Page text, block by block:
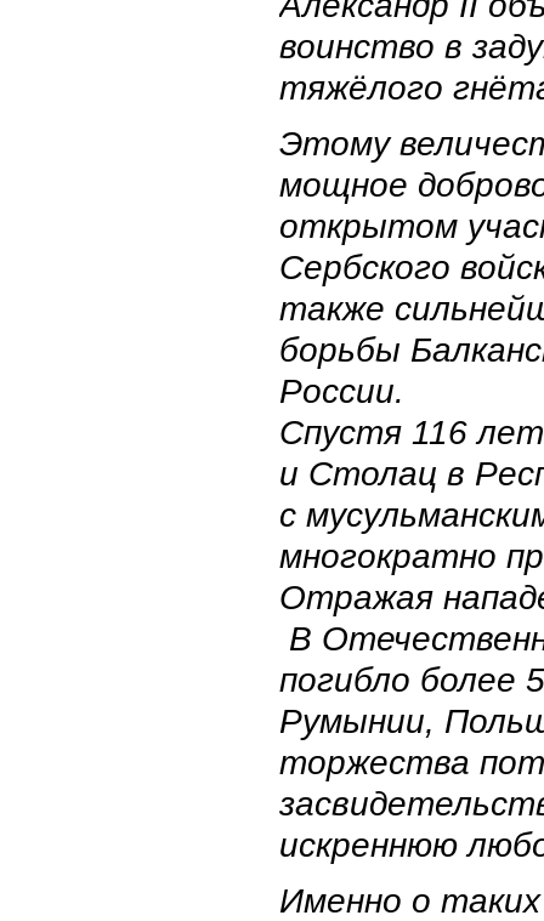
воинство в
тяжёлого
Этому
мощное
открытом
Сербского
также
борьбы
России.
Спустя 116
и Столац в
с
многократно
Отражая
В
погибло более
Румынии,
торжества
искреннюю
Именно о